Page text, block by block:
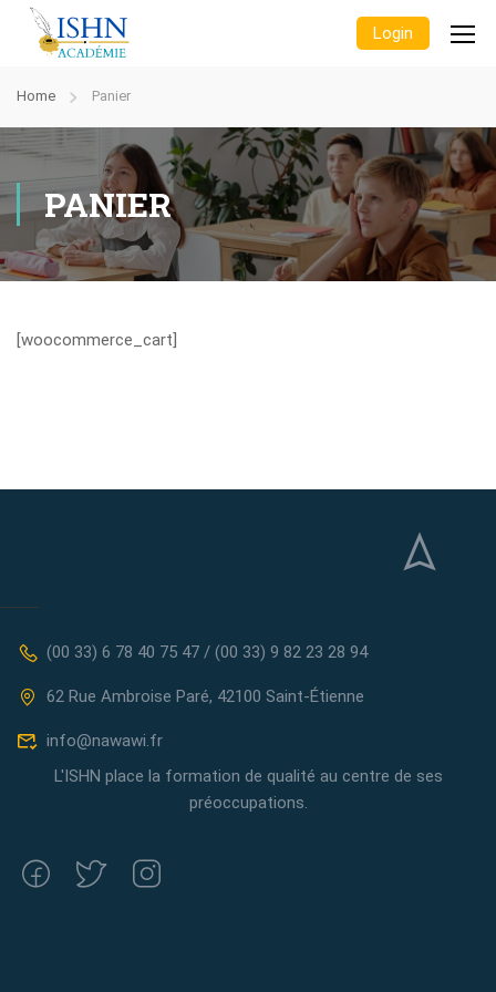
Login
Home Panier
PANIER
[woocommerce_cart]
(00 33) 6 78 40 75 47 / (00 33) 9 82 23 28 94
62 Rue Ambroise Paré, 42100 Saint-Étienne
info@nawawi.fr
L'ISHN place la formation de qualité au centre de ses
préoccupations.